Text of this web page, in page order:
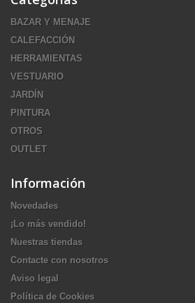
BAZAR Y MENAJE
CALEFACCIÓN
HERRAMIENTAS
VESTUARIO
JARDÍN
PINTURA
OTROS
OUTLET
Información
Novedades
¡Lo más vendido!
Nuestras tiendas
Contacte con nosotros
Aviso legal
Política de Cookies